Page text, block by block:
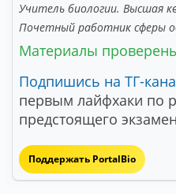
Учитель биологии. Высшая
Почетный работник сферы
Материалы
Подпишись на ТГ-
первым лайфхаки по
предстоящего
Поддержать PortalBio